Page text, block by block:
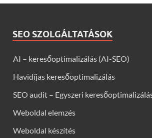
SEO SZOLGÁLTATÁSOK
AI – keresőoptimalizálás (AI-SEO)
Havidíjas keresőoptimalizálás
SEO audit – Egyszeri
Weboldal elemzés
Weboldal készítés